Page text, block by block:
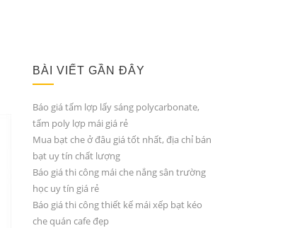
BÀI VIẾT GẦN ĐÂY
Báo giá tấm lợp lấy sáng polycarbonate,
tấm poly lợp mái giá rẻ
Mua bạt che ở đâu giá tốt nhất, địa chỉ bán
bạt uy tín chất lượng
Báo giá thi công mái che nắng sân trường
học uy tín giá rẻ
Báo giá thi công thiết kế mái xếp bạt kéo
che quán cafe đẹp